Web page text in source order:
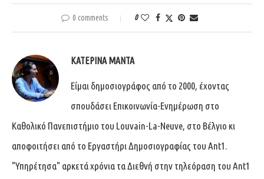
0 comments 0
ΚΑΤΕΡΊΝΑ ΜΑΝΤΆ
Είμαι δημοσιογράφος από το 2000, έχοντας
σπουδάσει Επικοινωνία-Ενημέρωση στο
Καθολικό Πανεπιστήμιο του Louvain-La-Neuve, στο Βέλγιο κι
αποφοιτήσει από το Εργαστήρι Δημοσιογραφίας του Ant1.
"Υπηρέτησα" αρκετά χρόνια τα Διεθνή στην τηλεόραση του Ant1